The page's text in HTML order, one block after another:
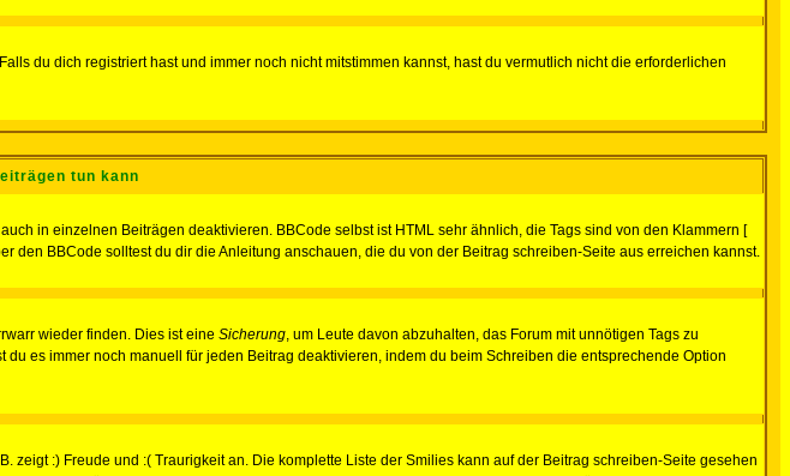
du dich registriert hast und immer noch nicht mitstimmen kannst, hast du vermutlich nicht die erforderlichen
tun kann
in einzelnen Beiträgen deaktivieren. BBCode selbst ist HTML sehr ähnlich, die Tags sind von den Klammern [
BBCode solltest du dir die Anleitung anschauen, die du von der Beitrag schreiben-Seite aus erreichen kannst.
wieder finden. Dies ist eine Sicherung, um Leute davon abzuhalten, das Forum mit unnötigen Tags zu
es immer noch manuell für jeden Beitrag deaktivieren, indem du beim Schreiben die entsprechende Option
:) Freude und :( Traurigkeit an. Die komplette Liste der Smilies kann auf der Beitrag schreiben-Seite gesehen